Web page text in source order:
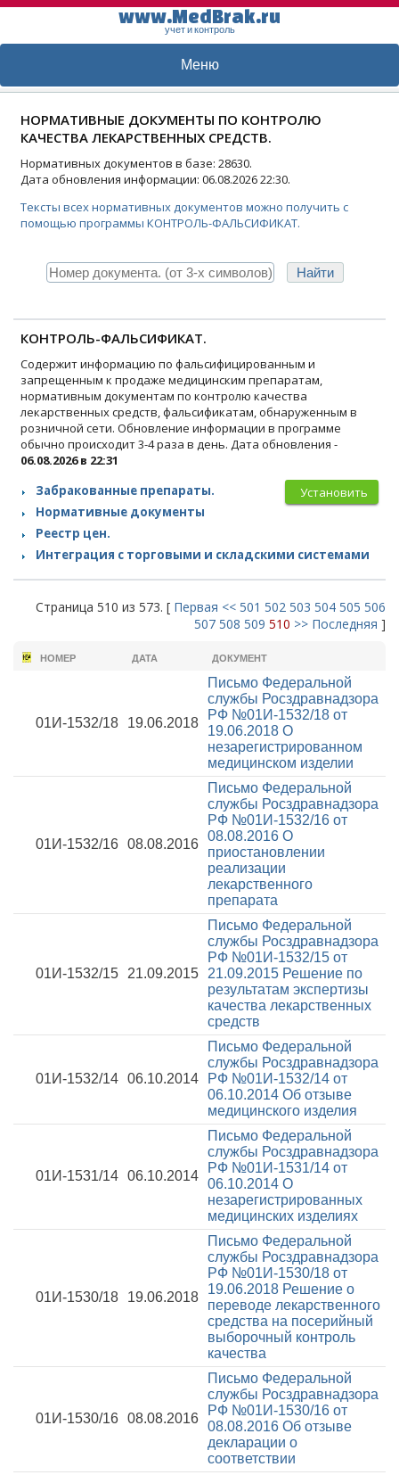
www.MedBrak.ru
учет и контроль
Меню
НОРМАТИВНЫЕ ДОКУМЕНТЫ ПО КОНТРОЛЮ
КАЧЕСТВА ЛЕКАРСТВЕННЫХ СРЕДСТВ.
Нормативных документов в базе: 28630.
Дата обновления информации: 06.08.2026 22:30.
Тексты всех нормативных документов можно получить с
помощью программы КОНТРОЛЬ-ФАЛЬСИФИКАТ.
КОНТРОЛЬ-ФАЛЬСИФИКАТ.
Содержит информацию по фальсифицированным и
запрещенным к продаже медицинским препаратам,
нормативным документам по контролю качества
лекарственных средств, фальсификатам, обнаруженным в
розничной сети. Обновление информации в программе
обычно происходит 3-4 раза в день. Дата обновления -
06.08.2026 в 22:31
Установить
Забракованные препараты.
Нормативные документы
Реестр цен.
Интеграция с торговыми и складскими системами
Страница 510 из 573. [ Первая << 501 502 503 504 505 506
507 508 509 510 >> Последняя ]
НОМЕР ДАТА ДОКУМЕНТ
01И-1532/18 19.06.2018
Письмо Федеральной
службы Росздравнадзора
РФ №01И-1532/18 от
19.06.2018 О
незарегистрированном
медицинском изделии
01И-1532/16 08.08.2016
Письмо Федеральной
службы Росздравнадзора
РФ №01И-1532/16 от
08.08.2016 О
приостановлении
реализации
лекарственного
препарата
01И-1532/15 21.09.2015
Письмо Федеральной
службы Росздравнадзора
РФ №01И-1532/15 от
21.09.2015 Решение по
результатам экспертизы
качества лекарственных
средств
01И-1532/14 06.10.2014
Письмо Федеральной
службы Росздравнадзора
РФ №01И-1532/14 от
06.10.2014 Об отзыве
медицинского изделия
01И-1531/14 06.10.2014
Письмо Федеральной
службы Росздравнадзора
РФ №01И-1531/14 от
06.10.2014 О
незарегистрированных
медицинских изделиях
01И-1530/18 19.06.2018
Письмо Федеральной
службы Росздравнадзора
РФ №01И-1530/18 от
19.06.2018 Решение о
переводе лекарственного
средства на посерийный
выборочный контроль
качества
01И-1530/16 08.08.2016
Письмо Федеральной
службы Росздравнадзора
РФ №01И-1530/16 от
08.08.2016 Об отзыве
декларации о
соответствии